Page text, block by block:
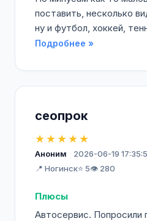
поставить, несколько
ну и футбол, хоккей,
Подробнее »
сеопрок
★★★★★
Аноним
2026-06-19
📍 Ногинск⭐ 5👁️ 280
Плюсы
Автосервис. Попросили